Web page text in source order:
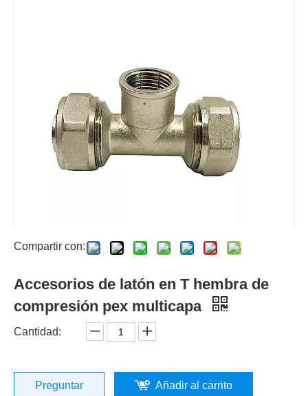
Compartir con:
Accesorios de latón en T hembra de
compresión pex multicapa
Cantidad:
Preguntar Añadir al carrito